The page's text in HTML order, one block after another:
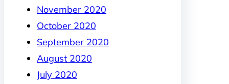
November 2020
October 2020
September 2020
August 2020
July 2020